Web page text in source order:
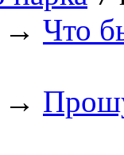
→ Что
→